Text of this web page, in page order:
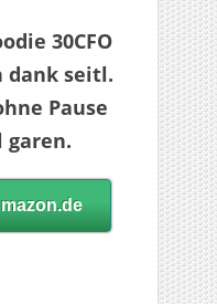
30CFO
dank seitl.
Pause
garen.